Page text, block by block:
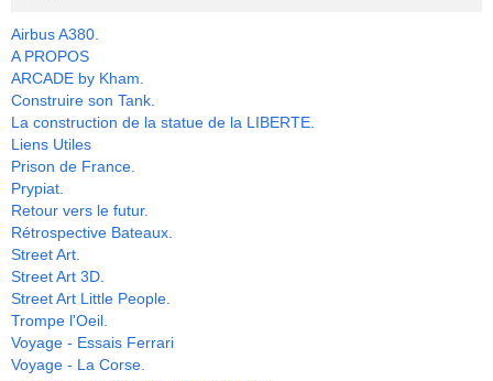
Airbus A380.
A PROPOS
ARCADE by Kham.
Construire son Tank.
La construction de la statue de la LIBERTE.
Liens Utiles
Prison de France.
Prypiat.
Retour vers le futur.
Rétrospective Bateaux.
Street Art.
Street Art 3D.
Street Art Little People.
Trompe l'Oeil.
Voyage - Essais Ferrari
Voyage - La Corse.